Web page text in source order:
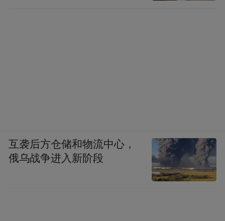
互袭后方仓储和物流中心，
俄乌战争进入新阶段